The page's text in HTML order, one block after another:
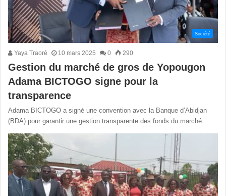
Société
Yaya Traoré 10 mars 2025 0 290
Gestion du marché de gros de Yopougon
Adama BICTOGO signe pour la
transparence
Adama BICTOGO a signé une convention avec la Banque d’Abidjan
(BDA) pour garantir une gestion transparente des fonds du marché…